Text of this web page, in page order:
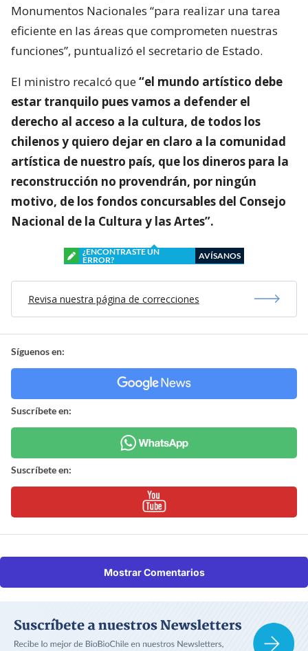
Monumentos Nacionales “para realizar una tarea
eficiente en las áreas que comprometen nuestras
funciones”, puntualizó el secretario de Estado.
El ministro recalcó que“el mundo artístico debe
estar tranquilo pues vamos a defender el
derecho al acceso a la cultura, de todos los
chilenos y quiero dejar en claro a la comunidad
artística de nuestro país, que los dineros para la
reconstrucción no provendrán, por ningún
motivo, de los fondos concursables del Consejo
Nacional de la Cultura y las Artes”.
¿ENCONTRASTE UN
ERROR?
AVÍSANOS
Revisa nuestra página de correcciones
Síguenos en:
Suscríbete en:
Suscríbete en:
Mostrar Comentarios